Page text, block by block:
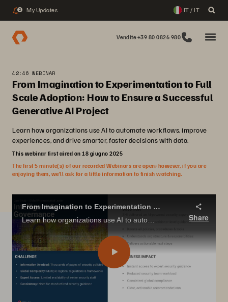
2 My Updates IT / IT
Vendite +39 80 0826 980
42:46 WEBINAR
From Imagination to Experimentation to Full
Scale Adoption: How to Ensure a Successful
Generative AI Project
Learn how organizations use AI to automate workflows, improve
experiences, and drive smarter, faster decisions with data.
This webinar first aired on 18 giugno 2025
The first 5 minute(s) of our recorded Webinars are open; however, if you are
enjoying them, we’ll ask for a little information to finish watching.
From Imagination to Experimentation to Full Scale Adoption: How to ensure a successful Generative AI Project
Learn how organizations use AI to automate workflows, improve experiences, and drive smarter, faster decisions with data
Share